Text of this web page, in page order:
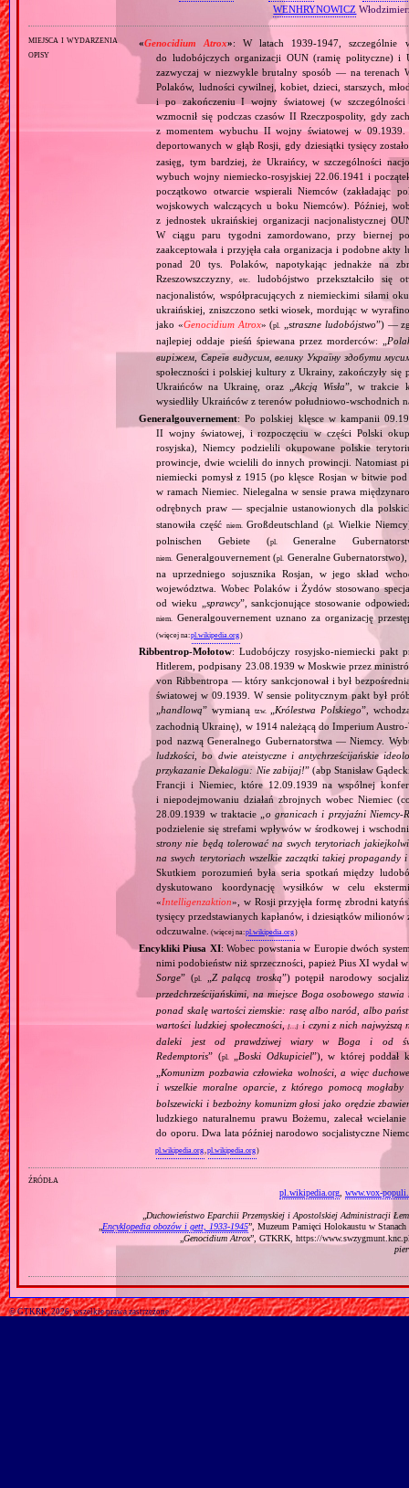
WENHRYNOWICZ
miejsca i wydarzenia
opisy
«Genocidium Atrox»: W latach 1939‐1947, szczególnie
do ludobójczych organizacji OUN (ramię polityczne) i
zazwyczaj w niezwykle brutalny sposób — na terenach
Polaków, ludności cywilnej, kobiet, dzieci, starszych,
i po zakończeniu I wojny światowej (w szczególności
wzmocnił się podczas czasów II Rzeczpospolity, gdy
z momentem wybuchu II wojny światowej w 09.1939.
deportowanych w głąb Rosji, gdy dziesiątki tysięcy
zasięg, tym bardziej, że Ukraińcy, w szczególności
wybuch wojny niemiecko‐rosyjskiej 22.06.1941 i
początkowo otwarcie wspierali Niemców (zakładając
wojskowych walczących u boku Niemców). Później,
z jednostek ukraińskiej organizacji nacjonalistycznej
W ciągu paru tygodni zamordowano, przy biernej
zaakceptowała i przyjęła cała organizacja i podobne
ponad 20 tys. Polaków, napotykając jednakże na
Rzeszowszczyzny , etc.
ludobójstwo przekształciło się
nacjonalistów, współpracujących z niemieckimi siłami
ukraińskiej, zniszczono setki wiosek, mordując w
jako «Genocidium Atrox» (pl. „straszne ludobójstwo”) —
najlepiej oddaje pieśń śpiewana przez morderców: „
виріжем, Євреїв видусим, велику Україну здобути
społeczności i polskiej kultury z Ukrainy, zakończyły
Ukraińców na Ukrainę, oraz „Akcją Wisła”, w trakcie
wysiedliły Ukraińców z terenów południowo‐wschodnich
Generalgouvernement: Po polskiej klęsce w kampanii
II wojny światowej, i rozpoczęciu w części Polski
rosyjska), Niemcy podzielili okupowane polskie
prowincje, dwie wcielili do innych prowincji. Natomiast
niemiecki pomysł z 1915 (po klęsce Rosjan w bitwie
w ramach Niemiec. Nielegalna w sensie prawa
odrębnych praw — specjalnie ustanowionych dla
stanowiła część niem. Großdeutschland (pl.
Wielkie
polnischen Gebiete (pl. Generalne
niem. Generalgouvernement (pl.
Generalne
na uprzedniego sojusznika Rosjan, w jego skład
województwa. Wobec Polaków i Żydów stosowano
od wieku „ sprawcy”, sankcjonujące stosowanie
niem. Generalgouvernement uznano za organizację
(więcej na:pl.wikipedia.org)
Ribbentrop‐Mołotow: Ludobójczy rosyjsko‐niemiecki pakt
Hitlerem, podpisany 23.08.1939 w Moskwie przez
von Ribbentropa — który sankcjonował i był
światowej w 09.1939. W sensie politycznym pakt był
„handlową” wymianą tzw. Królestwa Polskiego”,
zachodnią Ukrainę), w 1914 należącą do Imperium
pod nazwą Generalnego Gubernatorstwa — Niemcy.
ludzkości, bo dwie ateistyczne i antychrześcijańskie
przykazanie Dekalogu: Nie zabijaj!” (abp Stanisław
Francji i Niemiec, które 12.09.1939 na wspólnej
i niepodejmowaniu działań zbrojnych wobec Niemiec
28.09.1939 w traktacie „ o granicach i przyjaźni
podzielenie się strefami wpływów w środkowej i
strony nie będą tolerować na swych terytoriach
na swych terytoriach wszelkie zaczątki takiej
Skutkiem porozumień była seria spotkań między
dyskutowano koordynację wysiłków w celu
«Intelligenzaktion», w Rosji przyjęła formę zbrodni
tysięcy przedstawianych kapłanów, i dziesiątków
odczuwalne. (więcej na:pl.wikipedia.org)
Encykliki Piusa XI: Wobec powstania w Europie dwóch
nimi podobieństw niż sprzeczności, papież Pius XI
Sorge” (pl. Z palącą troską”) potępił narodowy
przedchrześcijańskimi, na miejsce Boga osobowego
ponad skalę wartości ziemskie: rasę albo naród, albo
wartości ludzkiej społeczności,[…]i czyni z nich najwyższą
daleki jest od prawdziwej wiary w Boga i od
Redemptoris” (pl. Boski Odkupiciel”), w której poddał
Komunizm pozbawia człowieka wolności, a więc
i wszelkie moralne oparcie, z którego pomocą
bolszewicki i bezbożny komunizm głosi jako orędzie
ludzkiego naturalnemu prawu Bożemu, zalecał
do oporu. Dwa lata później narodowo socjalistyczne
pl.wikipedia.org ,pl.wikipedia.org)
źródła
pl.wikipedia.org, www.vox-
„Duchowieństwo Eparchii Przemyskiej i Apostolskiej Administracji
„Encyklopedia obozów i gett, 1933‐1945”, Muzeum Pamięci Holokaustu w
„Genocidium Atrox”, GTKRK, https://
© GTKRK, 2026, wszelkie prawa zastrzeżone